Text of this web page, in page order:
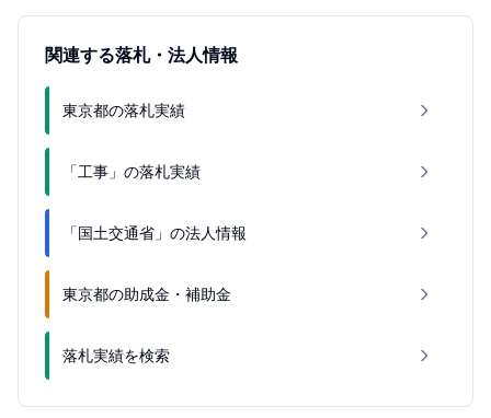
関連する落札・法人情報
東京都の落札実績
「工事」の落札実績
「国土交通省」の法人情報
東京都の助成金・補助金
落札実績を検索